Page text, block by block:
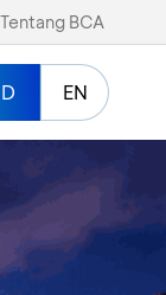
Tentang BCA
EN